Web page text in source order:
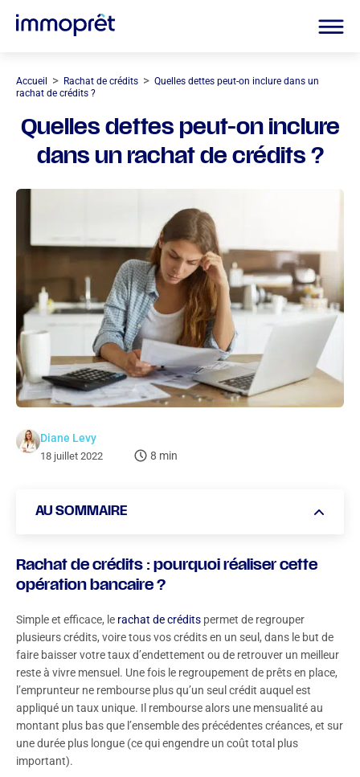
Accueil > Rachat de crédits > Quelles dettes peut-on inclure dans un
rachat de crédits ?
Quelles dettes peut-on inclure
dans un rachat de crédits ?
Diane Levy
18 juillet 2022 8 min
AU SOMMAIRE
Rachat de crédits : pourquoi réaliser cette opération
bancaire ?
rachat de crédits ?
Quelles dettes peut-on inclure dans un rachat de crédits
?
Regroupement de crédits : lequel choisir et dans quel but
?
Pourquoi avoir recours à un courtier Immoprêt pour
votre rachat de crédits ?
Rachat de crédits : pourquoi réaliser cette
opération bancaire ?
Simple et efficace, le rachat de crédits permet de regrouper
plusieurs crédits, voire tous vos crédits en un seul, dans le but de
faire baisser votre taux d’endettement ou de retrouver un meilleur
reste à vivre mensuel. Une fois le regroupement de prêts en place,
l’emprunteur ne rembourse plus qu’un seul crédit auquel est
appliqué un taux unique. Il rembourse alors une mensualité au
montant plus bas que l’ensemble des précédentes créances, et sur
une durée plus longue (ce qui engendre un coût total plus
important).